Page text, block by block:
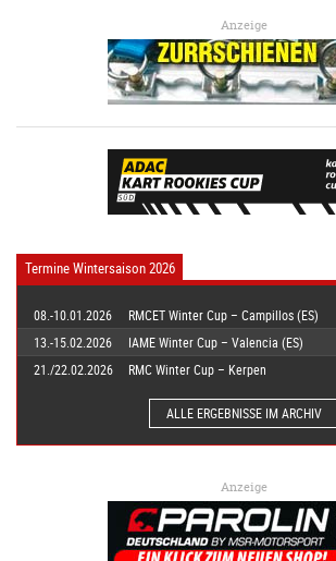
Anzeige
Termine Wintersaison 2026
08.-10.01.2026
RMCET Winter Cup – Campillos (ES)
13.-15.02.2026
IAME Winter Cup – Valencia (ES)
21./22.02.2026
RMC Winter Cup – Kerpen
ALLE ERGEBNISSE IM ARCHIV
Anzeige